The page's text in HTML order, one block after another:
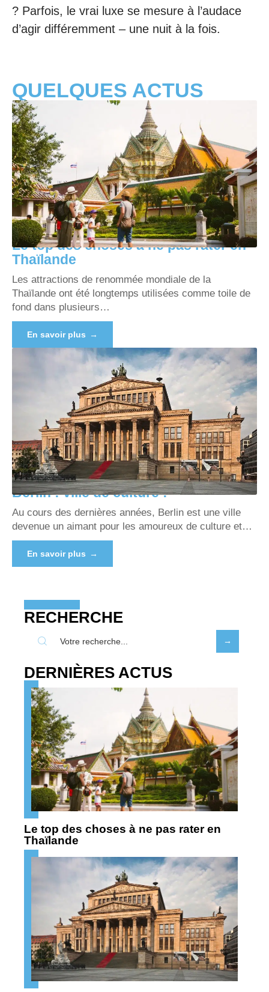
? Parfois, le vrai luxe se mesure à l’audace
d’agir différemment – une nuit à la fois.
QUELQUES ACTUS
Le top des choses à ne pas rater en
Thaïlande
Les attractions de renommée mondiale de la
Thaïlande ont été longtemps utilisées comme toile de
fond dans plusieurs…
En savoir plus
Berlin : ville de culture !
Au cours des dernières années, Berlin est une ville
devenue un aimant pour les amoureux de culture et…
En savoir plus
RECHERCHE
DERNIÈRES ACTUS
Le top des choses à ne pas rater en
Thaïlande